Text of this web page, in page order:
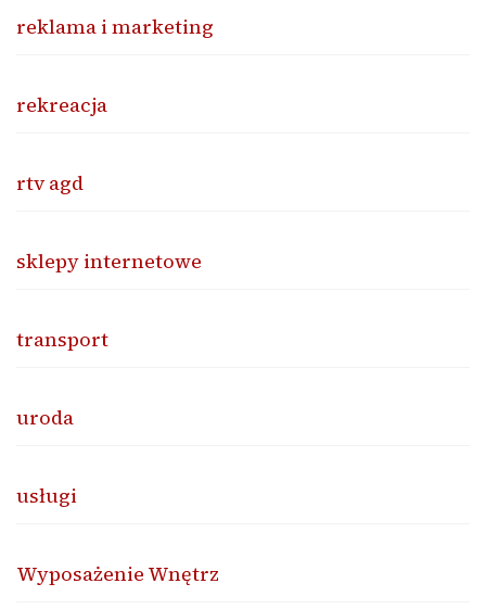
reklama i marketing
rekreacja
rtv agd
sklepy internetowe
transport
uroda
usługi
Wyposażenie Wnętrz